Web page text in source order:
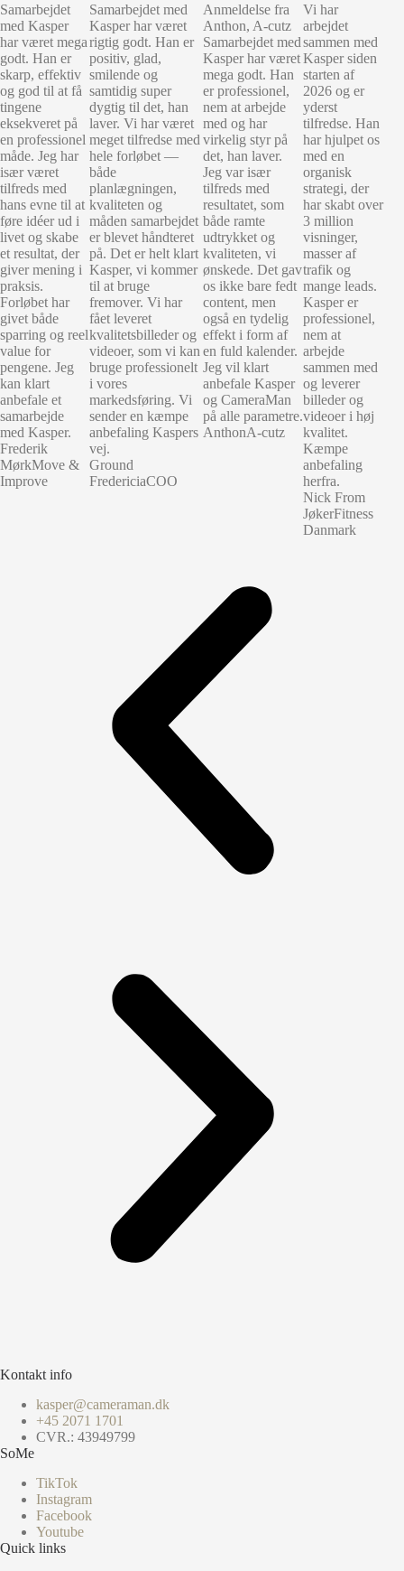
Samarbejdet
med Kasper
har været mega
godt. Han er
skarp, effektiv
og god til at få
tingene
eksekveret på
en professionel
måde. Jeg har
især været
tilfreds med
hans evne til at
føre idéer ud i
livet og skabe
et resultat, der
giver mening i
praksis.
Forløbet har
givet både
sparring og reel
value for
pengene. Jeg
kan klart
anbefale et
samarbejde
med Kasper.
Frederik
MørkMove &
Improve
Samarbejdet med
Kasper har været
rigtig godt. Han er
positiv, glad,
smilende og
samtidig super
dygtig til det, han
laver. Vi har været
meget tilfredse med
hele forløbet —
både
planlægningen,
kvaliteten og
måden samarbejdet
er blevet håndteret
på. Det er helt klart
Kasper, vi kommer
til at bruge
fremover. Vi har
fået leveret
kvalitetsbilleder og
videoer, som vi kan
bruge professionelt
i vores
markedsføring. Vi
sender en kæmpe
anbefaling Kaspers
vej.
Ground
FredericiaCOO
Anmeldelse fra
Anthon, A-cutz
Samarbejdet med
Kasper har været
mega godt. Han
er professionel,
nem at arbejde
med og har
virkelig styr på
det, han laver.
Jeg var især
tilfreds med
resultatet, som
både ramte
udtrykket og
kvaliteten, vi
ønskede. Det gav
os ikke bare fedt
content, men
også en tydelig
effekt i form af
en fuld kalender.
Jeg vil klart
anbefale Kasper
og CameraMan
på alle parametre.
AnthonA-cutz
Vi har
arbejdet
sammen med
Kasper siden
starten af
2026 og er
yderst
tilfredse. Han
har hjulpet os
med en
organisk
strategi, der
har skabt over
3 million
visninger,
masser af
trafik og
mange leads.
Kasper er
professionel,
nem at
arbejde
sammen med
og leverer
billeder og
videoer i høj
kvalitet.
Kæmpe
anbefaling
herfra.
Nick From
JøkerFitness
Danmark
Kontakt info
kasper@cameraman.dk
+45 2071 1701
CVR.: 43949799
SoMe
TikTok
Instagram
Facebook
Youtube
Quick links